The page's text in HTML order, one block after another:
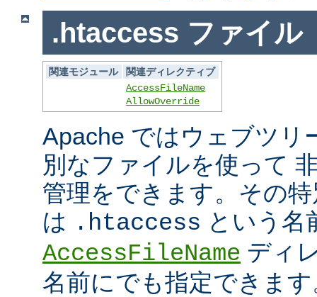
.htaccess ファイル
関連モジュール
関連ディレクティブ
AccessFileName
AllowOverride
Apache ではウェブツリ
別なファイルを使って
管理をできます。その
は .htaccess という名
AccessFileName ディ
名前にでも指定できま